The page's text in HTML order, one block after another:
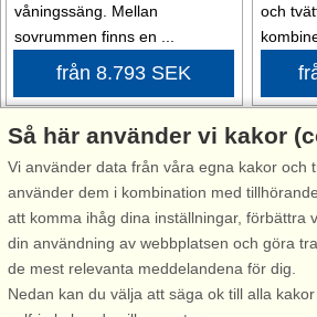
våningssäng. Mellan
sovrummen finns en ...
från 8.793 SEK
och
Stugnr: 65355
Ingarö
5 personer, 60 m²
Stugnr:
Vindö
7
Så här använder vi kakor
Vi använder data från våra egna kakor och
använder dem i kombination med
att komma ihåg dina inställningar, förbättra
din användning av webbplatsen och göra
de mest relevanta meddelandena för dig.
Nedan kan du välja att säga ok till alla